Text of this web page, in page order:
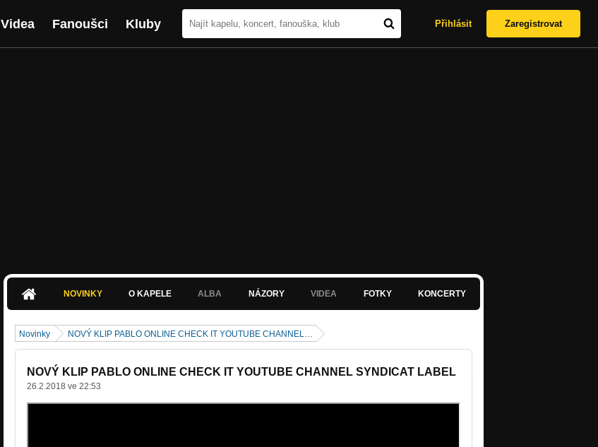
Videa Fanoušci Kluby Přihlásit Zaregistrovat
NOVINKY O KAPELE ALBA NÁZORY VIDEA FOTKY KONCERTY
Novinky NOVÝ KLIP PABLO ONLINE CHECK IT YOUTUBE CHANNEL…
NOVÝ KLIP PABLO ONLINE CHECK IT YOUTUBE CHANNEL SYNDICAT LABEL
26.2.2018 ve 22:53